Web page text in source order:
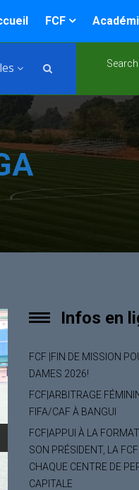
FCF
Infos en
FCF |FIN DE MISSION
DAMES 2026!
FCF|ARBITRAGE
FIFA/CAF À BANGUI
FCF|APPUI À LA
SON PRÉSIDENT, LA
CHAQUE CENTRE DE
CAPITALE